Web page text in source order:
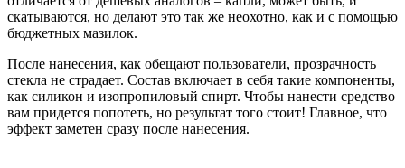
скатываются, но делают это так же неохотно, как и с помощью
бюджетных мазилок.
После нанесения, как обещают пользователи, прозрачность
стекла не страдает. Состав включает в себя такие компоненты,
как силикон и изопропиловый спирт. Чтобы нанести средство
вам придется попотеть, но результат того стоит! Главное, что
эффект заметен сразу после нанесения.